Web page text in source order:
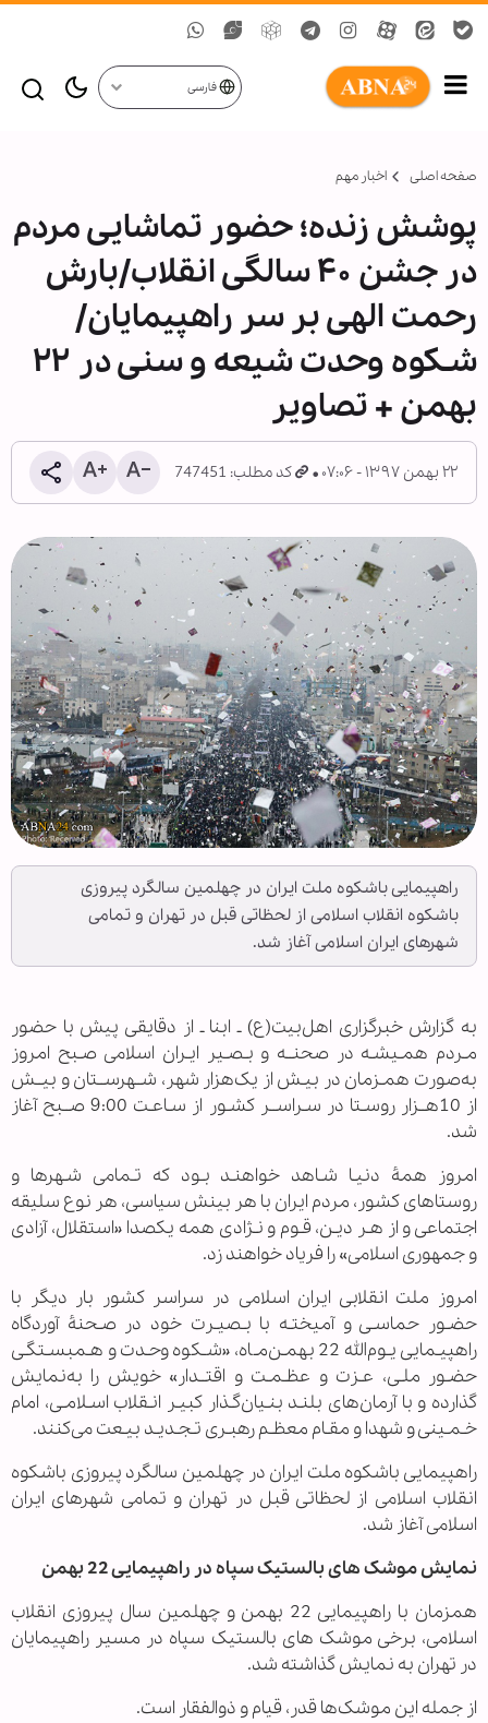
فارسی
صفحه اصلی اخبار مهم
پوشش زنده؛ حضور تماشایی مردم
در جشن ۴۰ سالگی انقلاب/بارش
رحمت الهی بر سر راهپیمایان/
شـکوه وحدت شیعه و سنی در ۲۲
بهمن + تصاویر
۲۲ بهمن ۱۳۹۷ - ۰۷:۰۶ کد مطلب: 747451
راهپیمایی باشکوه ملت ایران در چهلمین سالگرد پیروزی
باشکوه انقلاب اسلامی از لحظاتی قبل در تهران و تمامی
شهرهای ایران اسلامی آغاز شد.
به گزارش خبرگزاری اهل‌بیت(ع) ـ ابنا ـ از دقایقی پیش با حضور
مـردم همـیشـه در صحنــه و بـصـیر ایـران اسلامی صـبح امروز
به‌صورت همـزمان در بیـش از یک‌هزار شهر، شــهرســتان و بیــش
از 10هــزار روسـتا در سـراســر کشـور از سـاعـت 9:00 صــبح آغاز
شد.
امروز همۀ دنیـا شـاهد خواهنـد بـود که تـمامی شـهرها و
روستاهای کشور، مردم ایران با هر بینش سیاسی، هر نوع سلیقه
اجتماعی و از هـر دیـن، قـوم و نـژادی همه یکصدا «استقلال، آزادی
و جمهوری اسلامی» را فریاد خواهند زد.
امروز ملت انقلابی ایران اسلامی در سراسر کشور بار دیگر با
حضـور حماسـی و آمیختـه با بـصیـرت خود در صـحنۀ آوردگاه
راهپیـمایی یـوم‌الله 22 بهمـن‌مـاه، «شـکوه وحـدت و هـمبسـتگـی
حضـور ملـی، عـزت و عظـمـت و اقتــدار» خویش را به‌نمایش
گذارده و با آرمان‌های بلنـد بنـیان‌گـذار کبیـر انـقلاب اسـلامـی، امام
خـمـینی و شهدا و مقـام معظـم رهبـری تـجـدیـد بیـعت می‌کنند.
راهپیمایی باشکوه ملت ایران در چهلمین سالگرد پیروزی باشکوه
انقلاب اسلامی از لحظاتی قبل در تهران و تمامی شهرهای ایران
اسلامی آغاز شد.
نمایش موشک های بالستیک سپاه در راهپیمایی 22 بهمن
همزمان با راهپیمایی 22 بهمن و چهلمین سال پیروزی انقلاب
اسلامی، برخی موشک های بالستیک سپاه در مسیر راهپیمایان
در تهران به نمایش گذاشته شد.
از جمله این موشک‌ها قدر، قیام و ذوالفقار است.